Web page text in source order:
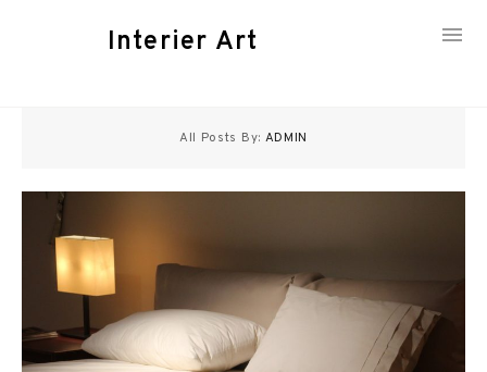
Interier Art
All Posts By: ADMIN